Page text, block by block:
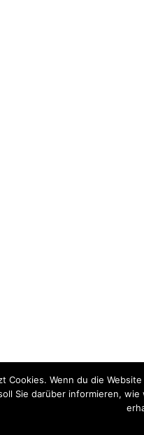
Cookies. Wenn du die
Sie darüber informieren,